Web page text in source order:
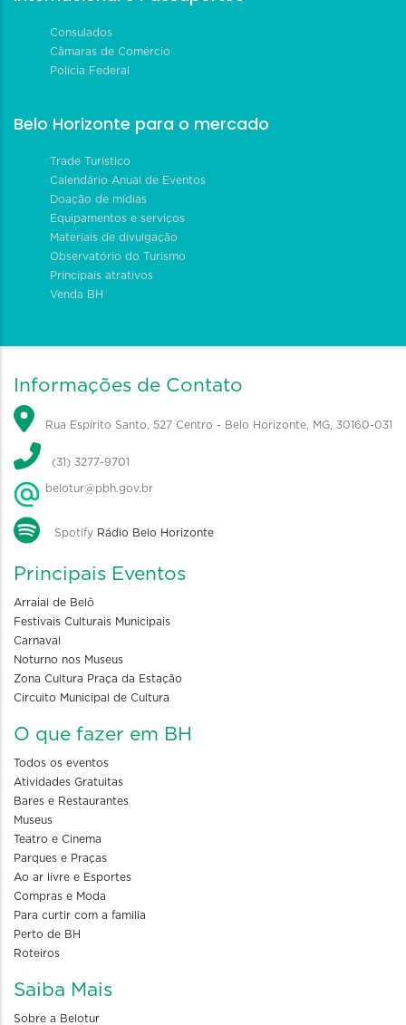
Consulados
Câmaras de Comércio
Polícia Federal
Belo Horizonte para o mercado
Trade Turístico
Calendário Anual de Eventos
Doação de mídias
Equipamentos e serviços
Materiais de divulgação
Observatório do Turismo
Principais atrativos
Venda BH
Informações de Contato
Rua Espírito Santo, 527 Centro - Belo Horizonte, MG, 30160-031
(31) 3277-9701
belotur@pbh.gov.br
Spotify Rádio Belo Horizonte
Principais Eventos
Arraial de Belô
Festivais Culturais Municipais
Carnaval
Noturno nos Museus
Zona Cultura Praça da Estação
Circuito Municipal de Cultura
O que fazer em BH
Todos os eventos
Atividades Gratuitas
Bares e Restaurantes
Museus
Teatro e Cinema
Parques e Praças
Ao ar livre e Esportes
Compras e Moda
Para curtir com a familia
Perto de BH
Roteiros
Saiba Mais
Sobre a Belotur